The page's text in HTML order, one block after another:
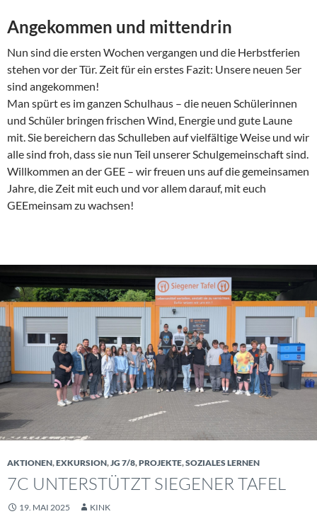
Angekommen und mittendrin
Nun sind die ersten Wochen vergangen und die Herbstferien
stehen vor der Tür. Zeit für ein erstes Fazit: Unsere neuen 5er
sind angekommen!
Man spürt es im ganzen Schulhaus – die neuen Schülerinnen
und Schüler bringen frischen Wind, Energie und gute Laune
mit. Sie bereichern das Schulleben auf vielfältige Weise und wir
alle sind froh, dass sie nun Teil unserer Schulgemeinschaft sind.
Willkommen an der GEE – wir freuen uns auf die gemeinsamen
Jahre, die Zeit mit euch und vor allem darauf, mit euch
GEEmeinsam zu wachsen!
AKTIONEN,EXKURSION,JG 7/8,PROJEKTE,SOZIALES LERNEN
7C UNTERSTÜTZT SIEGENER TAFEL
19. MAI 2025 KINK